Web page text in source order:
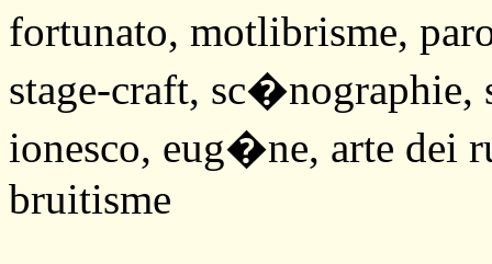
fortunato, motlibrisme,
stage-craft, sc�nographie,
ionesco, eug�ne, arte dei
bruitisme